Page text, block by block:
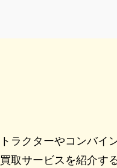
トラクターやコンバイ
買取サービスを紹介す